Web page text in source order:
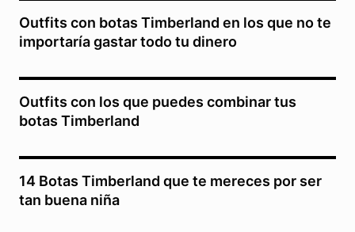
Outfits con botas Timberland en los que no te
importaría gastar todo tu dinero
Outfits con los que puedes combinar tus
botas Timberland
14 Botas Timberland que te mereces por ser
tan buena niña